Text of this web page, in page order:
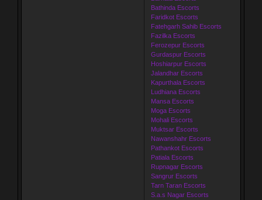
Bathinda Escorts
Faridkot Escorts
Fatehgarh Sahib Escorts
Fazilka Escorts
Ferozepur Escorts
Gurdaspur Escorts
Hoshiarpur Escorts
Jalandhar Escorts
Kapurthala Escorts
Ludhiana Escorts
Mansa Escorts
Moga Escorts
Mohali Escorts
Muktsar Escorts
Nawanshahr Escorts
Pathankot Escorts
Patiala Escorts
Rupnagar Escorts
Sangrur Escorts
Tarn Taran Escorts
S.a.s Nagar Escorts